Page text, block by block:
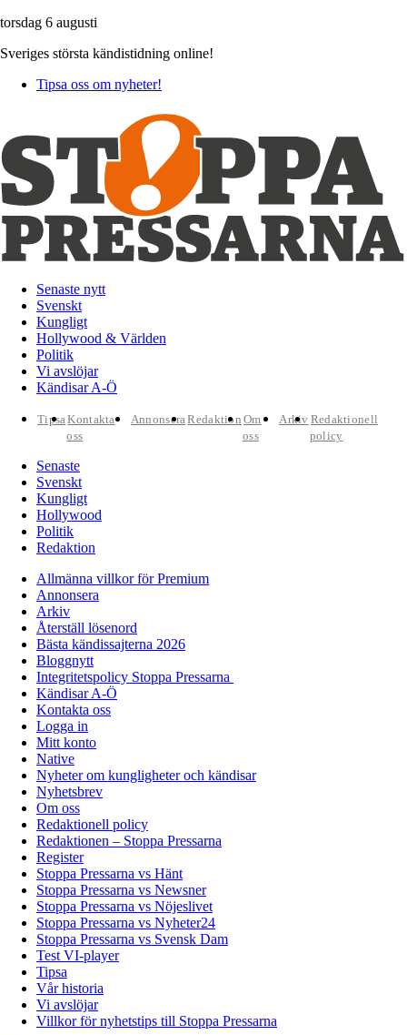
torsdag 6 augusti
Sveriges största kändistidning online!
Tipsa oss om nyheter!
Senaste nytt
Svenskt
Kungligt
Hollywood & Världen
Politik
Vi avslöjar
Kändisar A-Ö
TipsaKontakta
oss
AnnonseraRedaktion Om
oss
Arkiv Redaktionell
policy
Senaste
Svenskt
Kungligt
Hollywood
Politik
Redaktion
Allmänna villkor för Premium
Annonsera
Arkiv
Återställ lösenord
Bästa kändissajterna 2026
Bloggnytt
Integritetspolicy Stoppa Pressarna
Kändisar A-Ö
Kontakta oss
Logga in
Mitt konto
Native
Nyheter om kungligheter och kändisar
Nyhetsbrev
Om oss
Redaktionell policy
Redaktionen – Stoppa Pressarna
Register
Stoppa Pressarna vs Hänt
Stoppa Pressarna vs Newsner
Stoppa Pressarna vs Nöjeslivet
Stoppa Pressarna vs Nyheter24
Stoppa Pressarna vs Svensk Dam
Test VI-player
Tipsa
Vår historia
Vi avslöjar
Villkor för nyhetstips till Stoppa Pressarna